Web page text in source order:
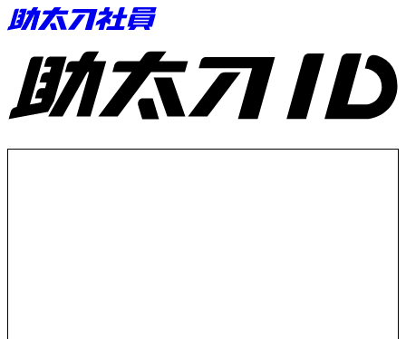
助太刀ID